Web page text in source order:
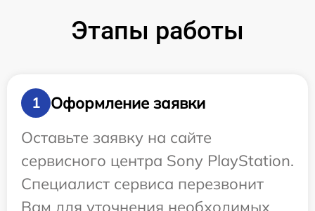
Этапы работы
1
Оформление заявки
Оставьте заявку на сайте
сервисного центра Sony PlayStation.
Специалист сервиса перезвонит
Вам для уточнения необходимых